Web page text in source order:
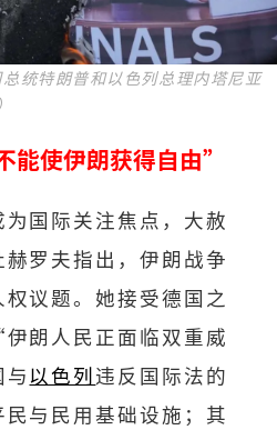
统特朗普和以色列总理内塔尼亚
能使伊朗获得自由”
为国际关注焦点，大赦
罗夫指出，伊朗战争
议题。她接受德国之
朗人民正面临双重威
以色列违反国际法的
与民用基础设施；其